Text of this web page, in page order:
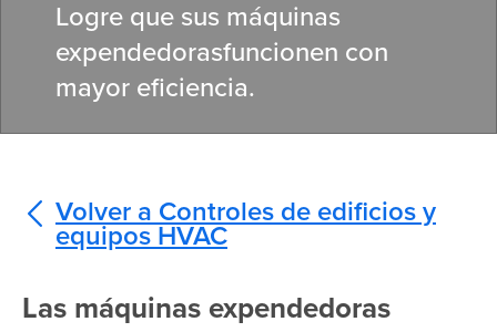
Logre que sus máquinas
expendedorasfuncionen con
mayor eficiencia.
Volver a Controles de edificios y
equipos HVAC
Las máquinas expendedoras